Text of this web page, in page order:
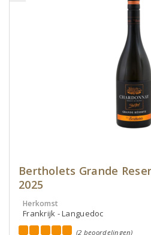
Bertholets Grande
2025
Herkomst
Frankrijk - Languedoc
(2 beoordelingen)